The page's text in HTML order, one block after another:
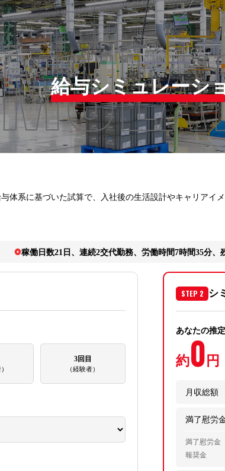
給与シミュレーシ
体系に基づいた試算で、入社後の生活設計やキャリアイ
稼働日数21日、連続2交代勤務、労働時間7時間35分、
3回目
（経験者）
STEP 2 シ
あなたの推
約0 円
月収総額
満了慰労
満了慰労金
報奨金